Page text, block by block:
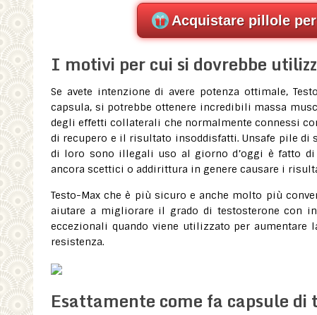
Acquistare pillole
I motivi per cui si dovrebbe
Se avete intenzione di avere potenza ottimale,
capsula, si potrebbe ottenere incredibili massa
degli effetti collaterali che normalmente connessi
di recupero e il risultato insoddisfatti. Unsafe pile di
di loro sono illegali uso al giorno d’oggi è fatto di
ancora scettici o addirittura in genere causare i
Testo-Max che è più sicuro e anche molto più
aiutare a migliorare il grado di testosterone con
eccezionali quando viene utilizzato per aumentare
resistenza.
Esattamente come fa capsule